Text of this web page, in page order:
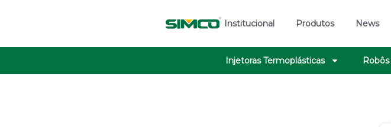
Institucional Produtos News
Injetoras Termoplásticas Robôs